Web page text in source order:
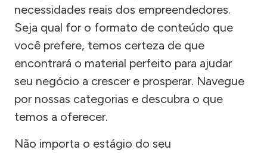
necessidades reais dos empreendedores.
Seja qual for o formato de conteúdo que
você prefere, temos certeza de que
encontrará o material perfeito para ajudar
seu negócio a crescer e prosperar. Navegue
por nossas categorias e descubra o que
temos a oferecer.
Não importa o estágio do seu